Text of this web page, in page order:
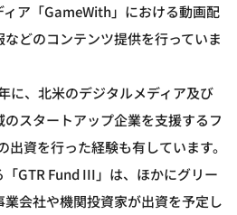
ア「GameWith」における動画配
どのコンテンツ提供を行っていま
に、北米のデジタルメディア及び
スタートアップ企業を支援するフ
出資を行った経験も有しています。
GTR Fund III」は、ほかにグリー
会社や機関投資家が出資を予定し